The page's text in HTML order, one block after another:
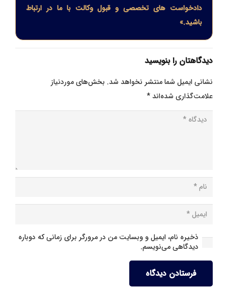
دادخواست های تخصصی و قبول وکالت با ما در ارتباط
باشید.»
دیدگاهتان را بنویسید
نشانی ایمیل شما منتشر نخواهد شد. بخش‌های موردنیاز
علامت‌گذاری شده‌اند*
ذخیره نام، ایمیل و وبسایت من در مرورگر برای زمانی که دوباره
دیدگاهی می‌نویسم.
فرستادن دیدگاه